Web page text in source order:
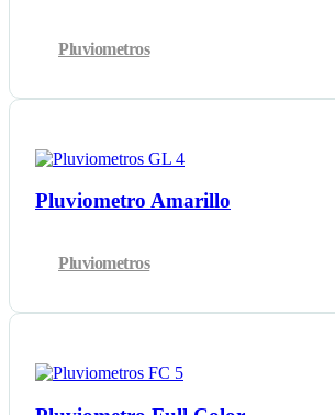
Pluviometros
Pluviometro Amarillo
Pluviometros